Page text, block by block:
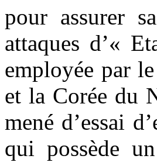
pour assurer
attaques d’«
employée par
et la Corée du
mené d’essai
qui possède